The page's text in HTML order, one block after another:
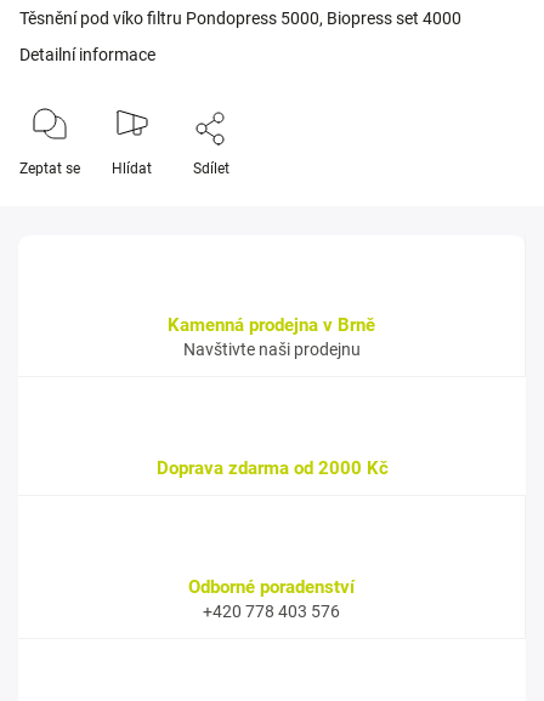
Těsnění pod víko filtru Pondopress 5000, Biopress set 4000
Detailní informace
Zeptat se Hlídat Sdílet
Kamenná prodejna v Brně
Navštivte naši prodejnu
Doprava zdarma od 2000 Kč
Odborné poradenství
+420 778 403 576